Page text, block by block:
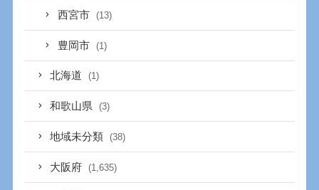
西宮市 (13)
豊岡市 (1)
北海道 (1)
和歌山県 (3)
地域未分類 (38)
大阪府 (1,635)